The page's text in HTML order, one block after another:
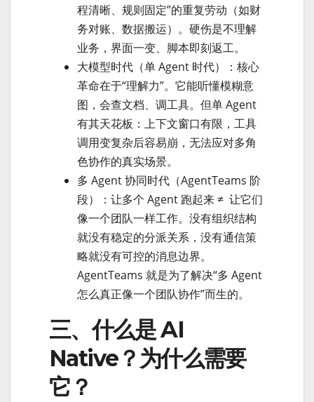
程清晰、规则固定”的重复劳动（如财
务对账、数据搬运）。硬伤是不理解
业务，界面一变、脚本即刻返工。
大模型时代（单 Agent 时代）：核心
革命在于“理解力”。它能听懂模糊意
图，会查文档、调工具。但单 Agent
有其天花板：上下文窗口有限，工具
调用变复杂后容易崩，无法应对多角
色协作的真实场景。
多 Agent 协同时代（AgentTeams 阶
段）：让多个 Agent 跑起来 ≠ 让它们
像一个团队一样工作。没有组织结构
就没有稳定的分派关系，没有通信策
略就没有可控的消息边界。
AgentTeams 就是为了解决“多 Agent
怎么真正像一个团队协作”而生的。
三、什么是 AI
Native？为什么需要
它？